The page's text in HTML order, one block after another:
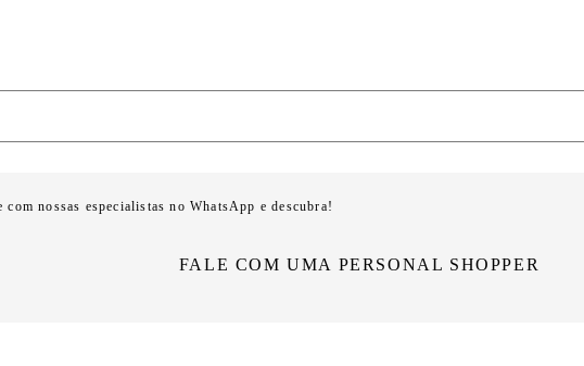
com nossas especialistas no WhatsApp e descubra!
FALE COM UMA PERSONAL SHOPPER